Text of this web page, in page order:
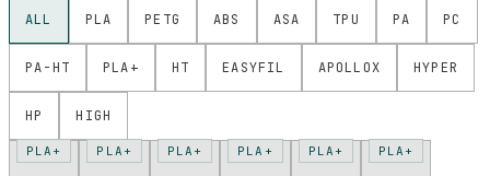
ALL PLA PETG ABS ASA TPU PA PC
PA-HT PLA+ HT EASYFIL APOLLOX HYPER
HP HIGH
PLA+ PLA+ PLA+ PLA+ PLA+ PLA+